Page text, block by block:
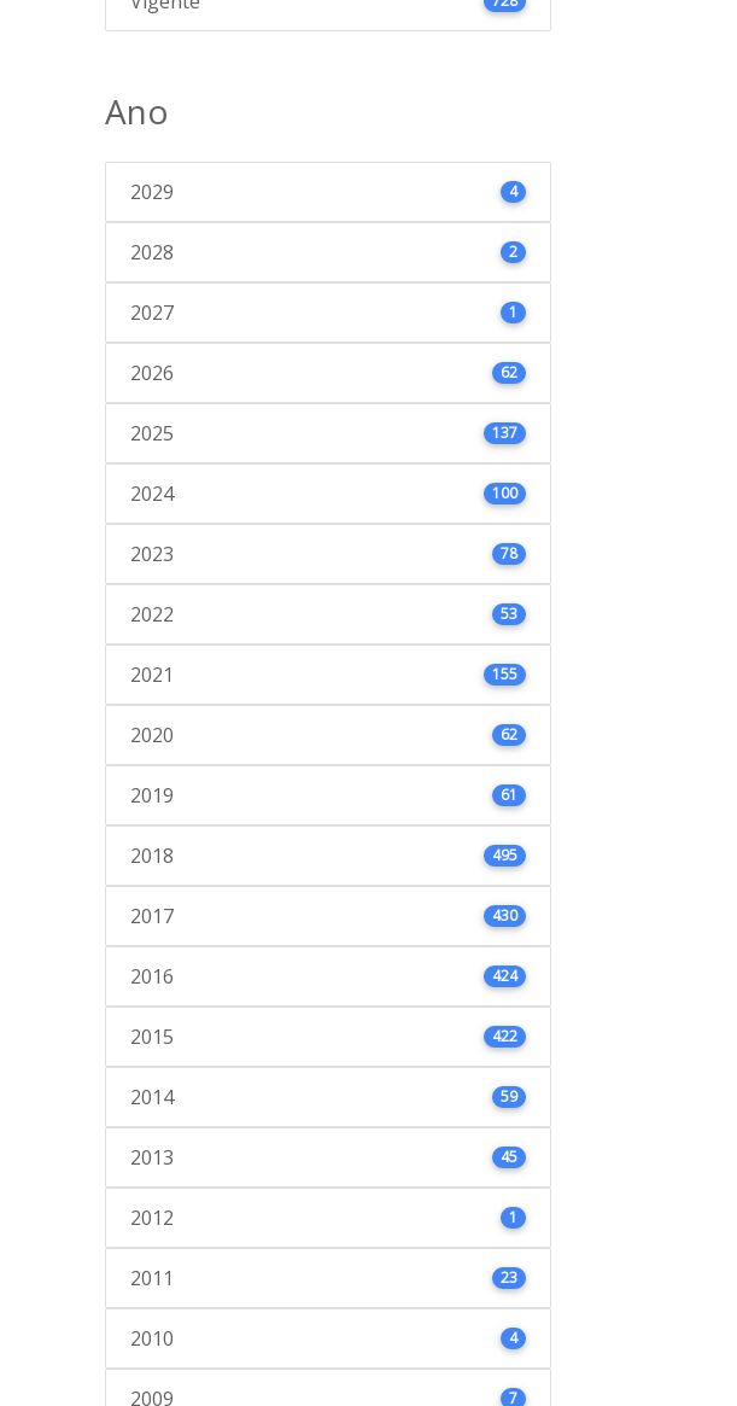
Ano
2029 4
2028 2
2027 1
2026 62
2025 137
2024 100
2023 78
2022 53
2021 155
2020 62
2019 61
2018 495
2017 430
2016 424
2015 422
2014 59
2013 45
2012 1
2011 23
2010 4
2009 7